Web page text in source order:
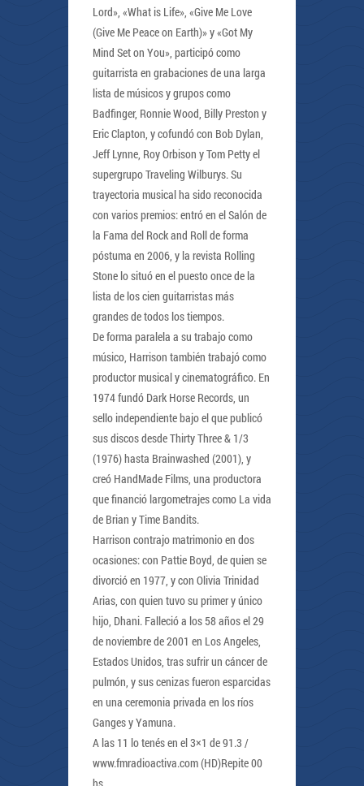
Lord», «What is Life», «Give Me Love
(Give Me Peace on Earth)» y «Got My
Mind Set on You», participó como
guitarrista en grabaciones de una larga
lista de músicos y grupos como
Badfinger, Ronnie Wood, Billy Preston y
Eric Clapton, y cofundó con Bob Dylan,
Jeff Lynne, Roy Orbison y Tom Petty el
supergrupo Traveling Wilburys. Su
trayectoria musical ha sido reconocida
con varios premios: entró en el Salón de
la Fama del Rock and Roll de forma
póstuma en 2006, y la revista Rolling
Stone lo situó en el puesto once de la
lista de los cien guitarristas más
grandes de todos los tiempos.
De forma paralela a su trabajo como
músico, Harrison también trabajó como
productor musical y cinematográfico. En
1974 fundó Dark Horse Records, un
sello independiente bajo el que publicó
sus discos desde Thirty Three & 1/3
(1976) hasta Brainwashed (2001), y
creó HandMade Films, una productora
que financió largometrajes como La vida
de Brian y Time Bandits.
Harrison contrajo matrimonio en dos
ocasiones: con Pattie Boyd, de quien se
divorció en 1977, y con Olivia Trinidad
Arias, con quien tuvo su primer y único
hijo, Dhani. Falleció a los 58 años el 29
de noviembre de 2001 en Los Angeles,
Estados Unidos, tras sufrir un cáncer de
pulmón, y sus cenizas fueron esparcidas
en una ceremonia privada en los ríos
Ganges y Yamuna.
A las 11 lo tenés en el 3×1 de 91.3 /
www.fmradioactiva.com (HD)Repite 00